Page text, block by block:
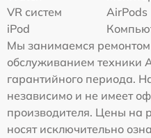
VR систем
AirPods
iPod
Мы занимаемся ремонтом
обслуживанием техники
гарантийного периода.
независимо и не имеет
производителя. Цены на
носят исключительно